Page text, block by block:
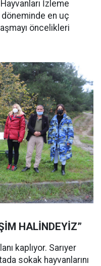
İzleme
en uç
öncelikleri
HALİNDEYİZ”
kaplıyor. Sarıyer
sokak hayvanlarını